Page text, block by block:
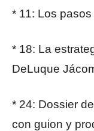
* 11: Los
* 18: La
DeLuque
* 24: Dossier
con guion y